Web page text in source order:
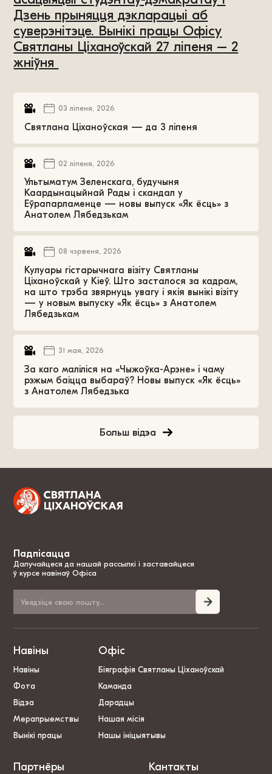
Дзень прыняцця дэкларацыі аб
суверэнітэце. Вынікі працы Офісу
Святланы Ціханоўскай 27 ліпеня – 2
жніўня
03 ліпеня, 2026
Святлана Ціханоўская — да 3 ліпеня
02 ліпеня, 2026
Ультыматум Зеленскага, будучыня
Каардынацыйнай Рады і скандал у
Еўрапарламенце — новы выпуск «Як ёсць» з
Анатолем Лябедзькам
08 чэрвеня, 2026
Кулуары гістарычнага візіту Святланы
Ціханоўскай у Кіеў. Што засталося за кадрам,
на што трэба звярнуць увагу і якія вынікі візіту
— у новым выпуску «Як ёсць» з Анатолем
Лябедзькам
31 мая, 2026
За каго маліліся на «Чыжоўка-Арэне» і чаму
рэжым баіцца выбараў? Новы выпуск «Як ёсць»
з Анатолем Лябедзька
Больш відэа
Падпісацца
Далучайцеся да нашай рассылкі і заставайцеся
ў курсе навінаў Офіса
Навіны
Навіны
Фота
Відэа
Мерапрыемствы
Вынікі працы
Офіс
Біяграфія Святланы Ціханоўскай
Каманда
Дарадцы
Нашая місія
Нашы ініцыятывы
Партнёры Кантакты